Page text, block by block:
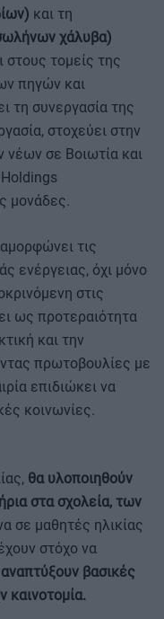
και τη
χάλυβα)
στους τομείς της
πηγών και
τη συνεργασία της
στοχεύει στην
σε Βοιωτία και
μονάδες.
τις
ενέργειας, όχι μόνο
στις
ως προτεραιότητα
και την
πρωτοβουλίες με
επιδιώκει να
κοινωνίες.
θα υλοποιηθούν
στα σχολεία, των
σε μαθητές ηλικίας
στόχο να
βασικές
καινοτομία.